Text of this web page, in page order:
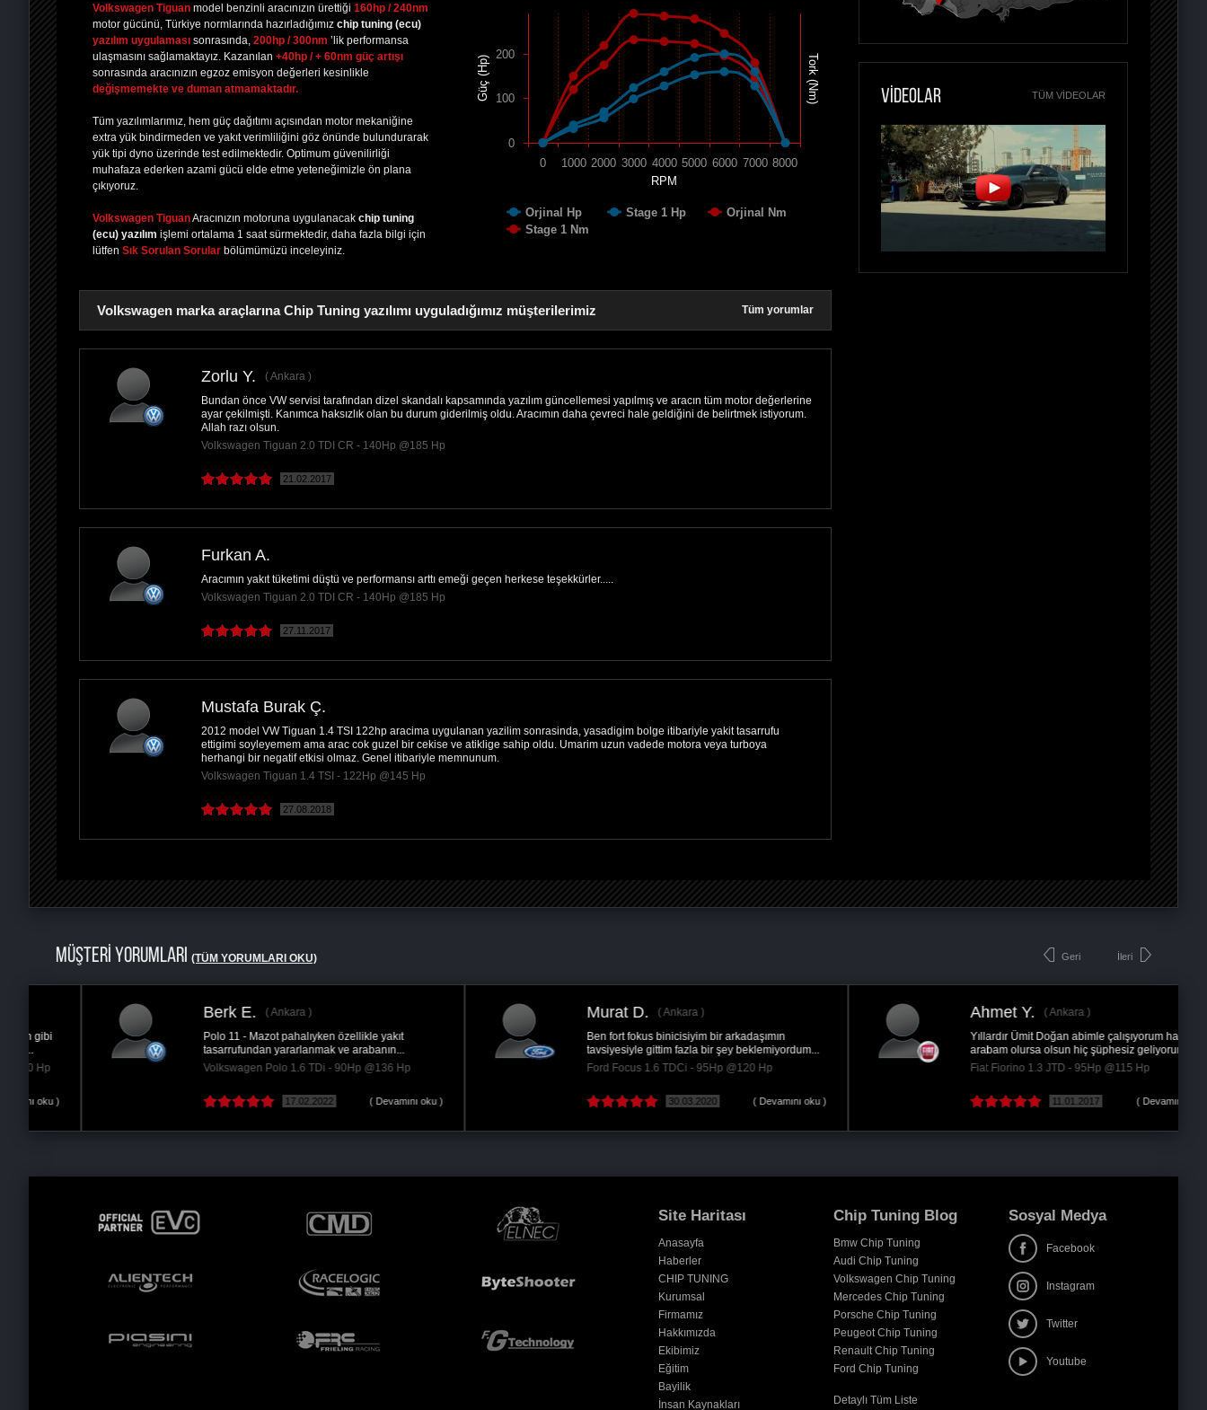
PAYLAŞPAYLAŞPLUS'TA
PAYLAŞ
PAYLAŞ
Volkswagen Tiguan model benzinli aracınızın ürettiği 160hp / 240nm
motor gücünü, Türkiye normlarında hazırladığımız chip tuning (ecu)
yazılım uygulaması sonrasında, 200hp / 300nm ’lik performansa
ulaşmasını sağlamaktayız. Kazanılan +40hp / + 60nm güç artışı
sonrasında aracınızın egzoz emisyon değerleri kesinlikle
değişmemekte ve duman atmamaktadır.
Tüm yazılımlarımız, hem güç dağıtımı açısından motor mekaniğine
extra yük bindirmeden ve yakıt verimliliğini göz önünde bulundurarak
yük tipi dyno üzerinde test edilmektedir. Optimum güvenilirliği
muhafaza ederken azami gücü elde etme yeteneğimizle ön plana
çıkıyoruz.
Volkswagen TiguanAracınızın motoruna uygulanacak chip tuning
(ecu) yazılım işlemi ortalama 1 saat sürmektedir, daha fazla bilgi için
lütfen Sık Sorulan Sorular bölümümüzü inceleyiniz.
RPM
Güç (Hp) Tork (Nm)
Orjinal Hp Stage 1 Hp
Orjinal Nm
Stage 1 Nm
0 1000 2000 3000 4000 5000 6000 7000 8000
0
100
200
Volkswagen marka araçlarına Chip Tuning yazılımı uyguladığımız müşterilerimiz Tüm yorumlar
Zorlu Y.
Ankara
Bundan önce VW servisi tarafından dizel skandalı kapsamında yazılım güncellemesi yapılmış ve aracın tüm motor değerlerine
ayar çekilmişti. Kanımca haksızlık olan bu durum giderilmiş oldu. Aracımın daha çevreci hale geldiğini de belirtmek istiyorum.
Allah razı olsun.
Volkswagen Tiguan 2.0 TDI CR - 140Hp @185 Hp
21.02.2017
Furkan A.
Aracımın yakıt tüketimi düştü ve performansı arttı emeği geçen herkese teşekkürler.....
Volkswagen Tiguan 2.0 TDI CR - 140Hp @185 Hp
27.11.2017
Mustafa Burak Ç.
2012 model VW Tiguan 1.4 TSI 122hp aracima uygulanan yazilim sonrasinda, yasadigim bolge itibariyle yakit tasarrufu
ettigimi soyleyemem ama arac cok guzel bir cekise ve atiklige sahip oldu. Umarim uzun vadede motora veya turboya
herhangi bir negatif etkisi olmaz. Genel itibariyle memnunum.
Volkswagen Tiguan 1.4 TSI - 122Hp @145 Hp
27.08.2018
VİDEOLAR TÜM VIDEOLAR
MÜŞTERİ YORUMLARI (TÜM YORUMLARI OKU) Geri
Berk E.
Ankara
Polo 11 - Mazot pahalıyken özellikle yakıt
tasarrufundan yararlanmak ve arabanın...
Volkswagen Polo 1.6 TDi - 90Hp @136 Hp
17.02.2022 ( Devamını oku )
Murat D.
Ankara
Ben fort fokus binicisiyim bir arkadaşımın
tavsiyesiyle gittim fazla bir şey beklemiyordum...
Ford Focus 1.6 TDCi - 95Hp @120 Hp
30.03.2020 ( Devamını oku )
Ahmet Y.
Ankara
Yıllardır Ümit Doğan abimle çalışıyorum hangi
arabam olursa olsun hiç şüphesiz geliyorum ve...
Fiat Fiorino 1.3 JTD - 95Hp @115 Hp
11.01.2017 ( Devamını oku )
İleri
Site Haritası
Anasayfa
Haberler
CHIP TUNING
Kurumsal
Firmamız
Hakkımızda
Ekibimiz
Eğitim
Bayilik
İnsan Kaynakları
Chip Tuning Blog
Bmw Chip Tuning
Audi Chip Tuning
Volkswagen Chip Tuning
Mercedes Chip Tuning
Porsche Chip Tuning
Peugeot Chip Tuning
Renault Chip Tuning
Ford Chip Tuning
Detaylı Tüm Liste
Sosyal Medya
Facebook
Instagram
Twitter
Youtube